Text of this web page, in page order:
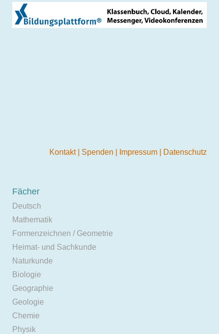
Kontakt Spenden Impressum Datenschutz
Fächer
Deutsch
Mathematik
Formenzeichnen / Geometrie
Heimat- und Sachkunde
Naturkunde
Biologie
Geographie
Geologie
Chemie
Physik